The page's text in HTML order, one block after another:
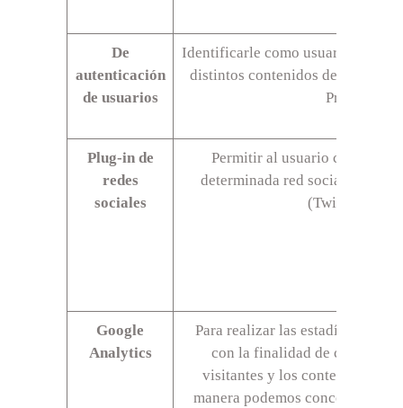
De
autenticación
de usuarios
Identificarle como usuario
distintos contenidos de la web.
Protegida
Plug-in de
redes
sociales
Permitir al usuario compartir
determinada red
(Twitter Inc.,
Google
Analytics
Para realizar las estadísticas de
con la finalidad de conocer
visitantes y los contenidos que
manera podemos concentrar